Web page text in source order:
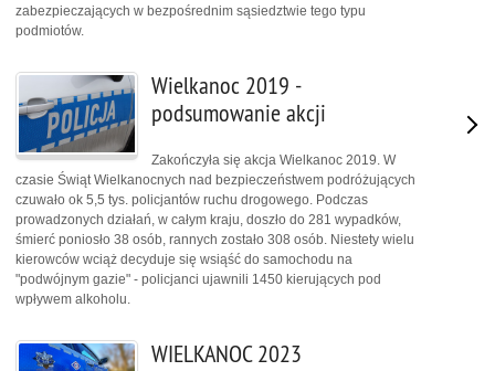
zabezpieczających w bezpośrednim sąsiedztwie tego typu
podmiotów.
Wielkanoc 2019 -
podsumowanie akcji
Zakończyła się akcja Wielkanoc 2019. W
czasie Świąt Wielkanocnych nad bezpieczeństwem podróżujących
czuwało ok 5,5 tys. policjantów ruchu drogowego. Podczas
prowadzonych działań, w całym kraju, doszło do 281 wypadków,
śmierć poniosło 38 osób, rannych zostało 308 osób. Niestety wielu
kierowców wciąż decyduje się wsiąść do samochodu na
"podwójnym gazie" - policjanci ujawnili 1450 kierujących pod
wpływem alkoholu.
WIELKANOC 2023